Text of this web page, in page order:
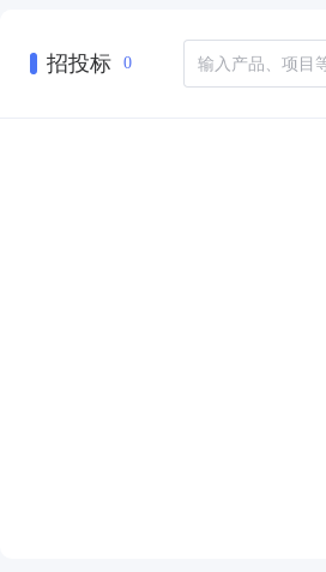
招投标 0